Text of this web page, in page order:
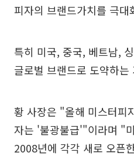
피자의 브랜드가치를 극대
특히 미국, 중국, 베트남,
글로벌 브랜드로 도약하
황 사장은 "올해 미스터피
자는 '불광불급'"이라며 "
2008년에 각각 새로 오픈